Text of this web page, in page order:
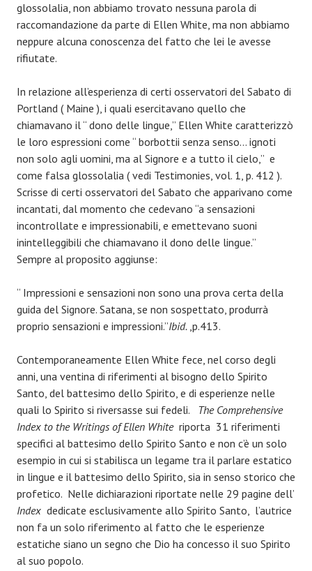
glossolalia, non abbiamo trovato nessuna parola di
raccomandazione da parte di Ellen White, ma non abbiamo
neppure alcuna conoscenza del fatto che lei le avesse
rifiutate.
In relazione all’esperienza di certi osservatori del Sabato di
Portland ( Maine ), i quali esercitavano quello che
chiamavano il “ dono delle lingue,” Ellen White caratterizzò
le loro espressioni come “ borbottii senza senso… ignoti
non solo agli uomini, ma al Signore e a tutto il cielo,” e
come falsa glossolalia ( vedi Testimonies, vol. 1, p. 412 ).
Scrisse di certi osservatori del Sabato che apparivano come
incantati, dal momento che cedevano “a sensazioni
incontrollate e impressionabili, e emettevano suoni
inintelleggibili che chiamavano il dono delle lingue.”
Sempre al proposito aggiunse:
“ Impressioni e sensazioni non sono una prova certa della
guida del Signore. Satana, se non sospettato, produrrà
proprio sensazioni e impressioni.”Ibid. ,p.413.
Contemporaneamente Ellen White fece, nel corso degli
anni, una ventina di riferimenti al bisogno dello Spirito
Santo, del battesimo dello Spirito, e di esperienze nelle
quali lo Spirito si riversasse sui fedeli.
The Comprehensive
Index to the Writings of Ellen Whiteriporta 31 riferimenti
specifici al battesimo dello Spirito Santo e non c’è un solo
esempio in cui si stabilisca un legame tra il parlare estatico
in lingue e il battesimo dello Spirito, sia in senso storico che
profetico. Nelle dichiarazioni riportate nelle 29 pagine dell’
Index dedicate esclusivamente allo Spirito Santo, l’autrice
non fa un solo riferimento al fatto che le esperienze
estatiche siano un segno che Dio ha concesso il suo Spirito
al suo popolo.